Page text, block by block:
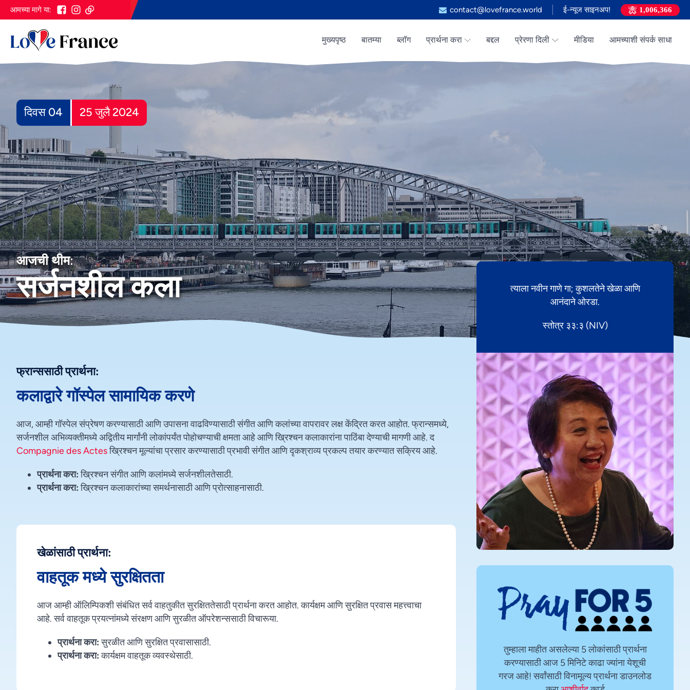
आमच्या मागे या: contact@lovefrance.world ई-न्यूज साइनअप! 1,006,366
मुख्यपृष्ठ बातम्या ब्लॉग प्रार्थना करा बद्दल प्रेरणा दिली मीडिया आमच्याशी संपर्क साधा
दिवस 04 25 जुलै 2024
आजची थीम:
सर्जनशील कला
फ्रान्ससाठी प्रार्थना:
कलाद्वारे गॉस्पेल सामायिक करणे
आज, आम्ही गॉस्पेल संप्रेषण करण्यासाठी आणि उपासना वाढविण्यासाठी संगीत आणि कलांच्या वापरावर लक्ष केंद्रित करत आहोत. फ्रान्समध्ये,
सर्जनशील अभिव्यक्तीमध्ये अद्वितीय मार्गांनी लोकांपर्यंत पोहोचण्याची क्षमता आहे आणि ख्रिश्चन कलाकारांना पाठिंबा देण्याची मागणी आहे. द
Compagnie des Actesख्रिश्चन मूल्यांचा प्रसार करण्यासाठी प्रभावी संगीत आणि दृकश्राव्य प्रकल्प तयार करण्यात सक्रिय आहे.
प्रार्थना करा:ख्रिश्चन संगीत आणि कलांमध्ये सर्जनशीलतेसाठी.
प्रार्थना करा:ख्रिश्चन कलाकारांच्या समर्थनासाठी आणि प्रोत्साहनासाठी.
खेळांसाठी प्रार्थना:
वाहतूक मध्ये सुरक्षितता
आज आम्ही ऑलिम्पिकशी संबंधित सर्व वाहतुकीत सुरक्षिततेसाठी प्रार्थना करत आहोत. कार्यक्षम आणि सुरक्षित प्रवास महत्त्वाचा
आहे. सर्व वाहतूक प्रयत्नांमध्ये संरक्षण आणि सुरळीत ऑपरेशन्ससाठी विचारूया.
प्रार्थना करा:सुरळीत आणि सुरक्षित प्रवासासाठी.
प्रार्थना करा:कार्यक्षम वाहतूक व्यवस्थेसाठी.
त्याला नवीन गाणे गा; कुशलतेने खेळा आणि
आनंदाने ओरडा.
स्तोत्र ३३:३ (NIV)
तुम्हाला माहीत असलेल्या 5 लोकांसाठी प्रार्थना
करण्यासाठी आज 5 मिनिटे काढा ज्यांना येशूची
गरज आहे! सर्वांसाठी विनामूल्य प्रार्थना डाउनलोड